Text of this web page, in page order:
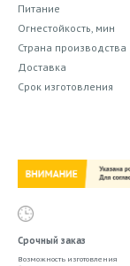
Питание
Огнестойкость, мин
Страна производства
Доставка
Срок изготовления
Срочный заказ
Возможность изготовления